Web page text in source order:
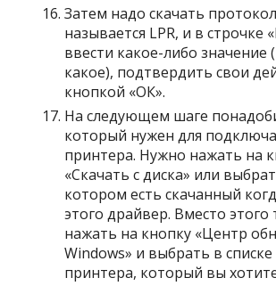
Затем надо скачать
называется LPR, и в строчке
ввести какое-либо значение
какое), подтвердить свои
кнопкой «ОК».
На следующем шаге
который нужен для
принтера. Нужно нажать на
«Скачать с диска» или
котором есть скачанный
этого драйвер. Вместо
нажать на кнопку «Центр
Windows» и выбрать в
принтера, который вы